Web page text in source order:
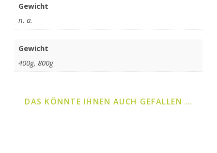
Gewicht
n. a.
Gewicht
400g, 800g
DAS KÖNNTE IHNEN AUCH GEFALLEN …